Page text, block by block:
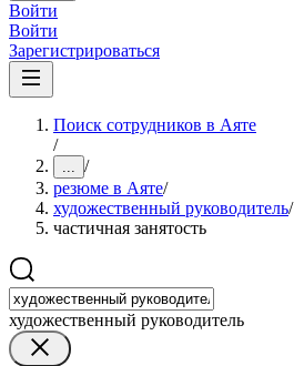
Войти
Войти
Зарегистрироваться
Поиск сотрудников в Аяте
/
... /
резюме в Аяте/
художественный руководитель/
частичная занятость
художественный руководитель